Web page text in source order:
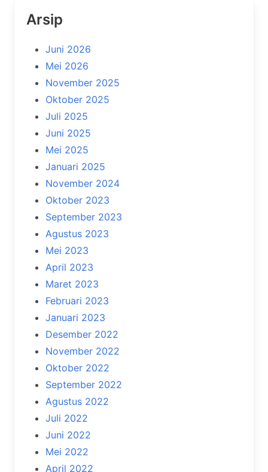
Arsip
Juni 2026
Mei 2026
November 2025
Oktober 2025
Juli 2025
Juni 2025
Mei 2025
Januari 2025
November 2024
Oktober 2023
September 2023
Agustus 2023
Mei 2023
April 2023
Maret 2023
Februari 2023
Januari 2023
Desember 2022
November 2022
Oktober 2022
September 2022
Agustus 2022
Juli 2022
Juni 2022
Mei 2022
April 2022